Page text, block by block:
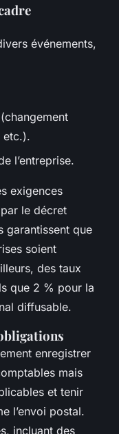
événements,
etc.).
l’entreprise.
exigences
le décret
garantissent que
soient
des taux
que 2 % pour la
diffusable.
enregistrer
mais
et tenir
l’envoi postal.
incluant des